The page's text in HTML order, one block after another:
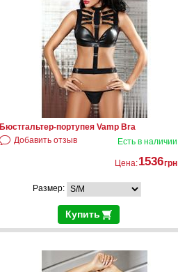
Бюстгальтер-портупея Vamp Bra
Добавить отзыв
Есть в наличии
Цена:1536грн
Размер:
Купить